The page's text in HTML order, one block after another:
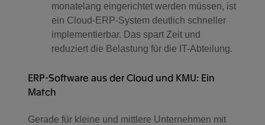
monatelang eingerichtet werden müssen, ist
ein Cloud-ERP-System deutlich schneller
implementierbar. Das spart Zeit und
reduziert die Belastung für die IT-Abteilung.
ERP-Software aus der Cloud und KMU: Ein
Match
Gerade für kleine und mittlere Unternehmen mit